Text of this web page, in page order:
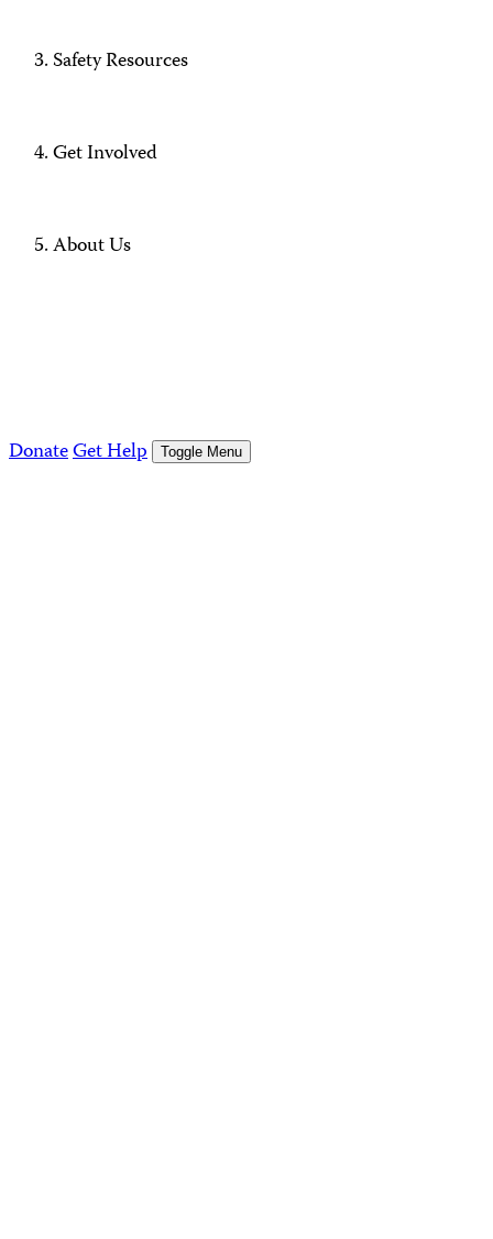
Safety Resources
Get Involved
About Us
DonateGet Help Toggle Menu